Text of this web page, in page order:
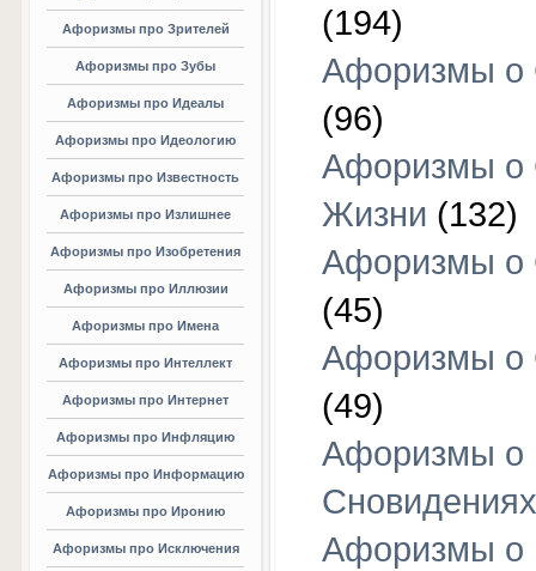
Афоризмы про Зрителей
Афоризмы про Зубы
Афоризмы про Идеалы
Афоризмы про Идеологию
Афоризмы про Известность
Афоризмы про Излишнее
Афоризмы про Изобретения
Афоризмы про Иллюзии
Афоризмы про Имена
Афоризмы про Интеллект
Афоризмы про Интернет
Афоризмы про Инфляцию
Афоризмы про Информацию
Афоризмы про Иронию
Афоризмы про Исключения
(194)
Афоризмы о
(96)
Афоризмы о
Жизни (132)
Афоризмы о
(45)
Афоризмы о
(49)
Афоризмы о
Сновидениях
Афоризмы о